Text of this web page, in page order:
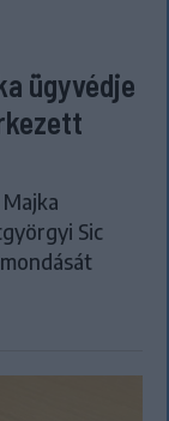
ügyvédje
Sic